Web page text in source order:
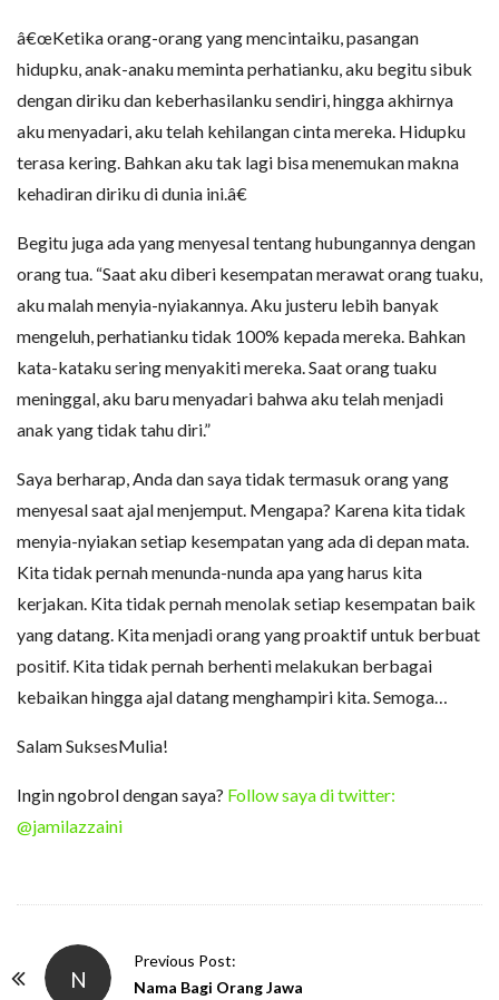
â€œKetika orang-orang yang mencintaiku, pasangan
hidupku, anak-anaku meminta perhatianku, aku begitu sibuk
dengan diriku dan keberhasilanku sendiri, hingga akhirnya
aku menyadari, aku telah kehilangan cinta mereka. Hidupku
terasa kering. Bahkan aku tak lagi bisa menemukan makna
kehadiran diriku di dunia ini.â€
Begitu juga ada yang menyesal tentang hubungannya dengan
orang tua. “Saat aku diberi kesempatan merawat orang tuaku,
aku malah menyia-nyiakannya. Aku justeru lebih banyak
mengeluh, perhatianku tidak 100% kepada mereka. Bahkan
kata-kataku sering menyakiti mereka. Saat orang tuaku
meninggal, aku baru menyadari bahwa aku telah menjadi
anak yang tidak tahu diri.”
Saya berharap, Anda dan saya tidak termasuk orang yang
menyesal saat ajal menjemput. Mengapa? Karena kita tidak
menyia-nyiakan setiap kesempatan yang ada di depan mata.
Kita tidak pernah menunda-nunda apa yang harus kita
kerjakan. Kita tidak pernah menolak setiap kesempatan baik
yang datang. Kita menjadi orang yang proaktif untuk berbuat
positif. Kita tidak pernah berhenti melakukan berbagai
kebaikan hingga ajal datang menghampiri kita. Semoga…
Salam SuksesMulia!
Ingin ngobrol dengan saya? Follow saya di twitter:
@jamilazzaini
N
Previous Post:
Nama Bagi Orang Jawa